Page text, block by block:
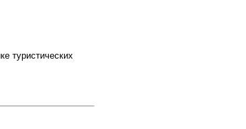
туристических